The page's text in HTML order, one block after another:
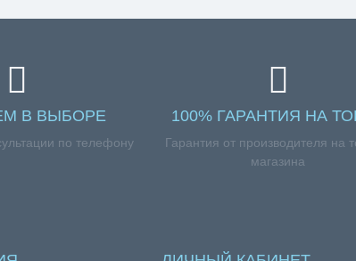
В ВЫБОРЕ
по телефону
100% ГАРАНТИЯ НА
Гарантия от производителя на
магазина